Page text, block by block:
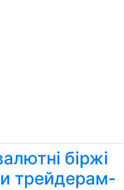
біржі
трейдерам-